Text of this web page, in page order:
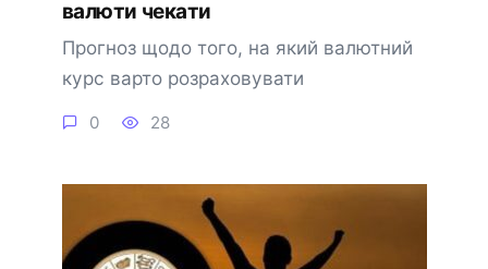
валюти чекати
Прогноз щодо того, на який валютний
курс варто розраховувати
0 28